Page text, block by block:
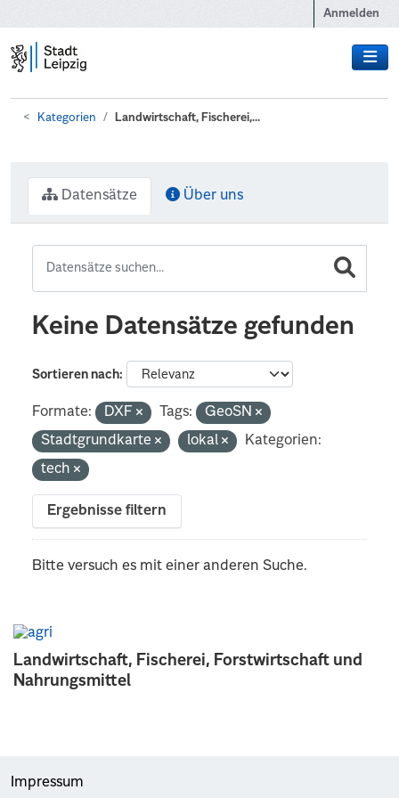
Anmelden
Kategorien Landwirtschaft, Fischerei,...
Landwirtschaft, Fischerei, Forstwirtschaft und
Nahrungsmittel
Datensätze Über uns
Keine Datensätze gefunden
Sortieren nach
Formate: DXF Tags:
GeoSN
Stadtgrundkarte
lokal
Kategorien:
tech
Ergebnisse filtern
Bitte versuch es mit einer anderen Suche.
Impressum